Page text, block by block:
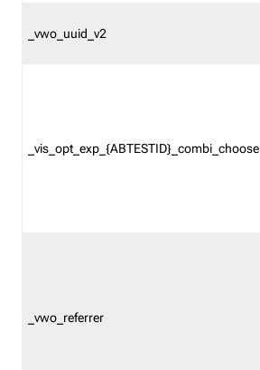
_vwo_uuid_v2
_vis_opt_exp_{ABTESTID}_combi_choose
_vwo_referrer